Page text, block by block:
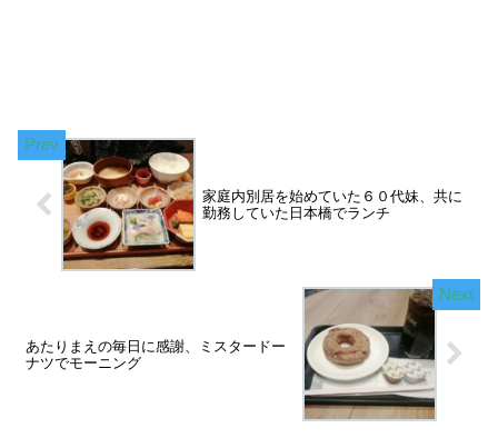
家庭内別居を始めていた６０代妹、共に
勤務していた日本橋でランチ
あたりまえの毎日に感謝、ミスタードー
ナツでモーニング